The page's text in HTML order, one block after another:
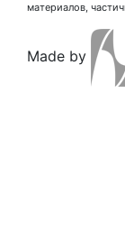
материалов,
Made by